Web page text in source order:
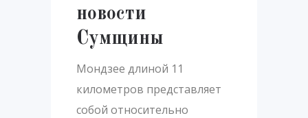
новости
Сумщины
Мондзее длиной 11
километров представляет
собой относительно